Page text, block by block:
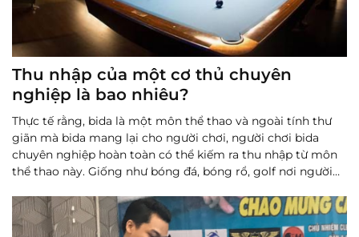
Thu nhập của một cơ thủ chuyên
nghiệp là bao nhiêu?
Thực tế rằng, bida là một môn thể thao và ngoài tính thư
giãn mà bida mang lại cho người chơi, người chơi bida
chuyên nghiệp hoàn toàn có thể kiếm ra thu nhập từ môn
thể thao này. Giống như bóng đá, bóng rổ, golf nơi người
đô,...
Đọc thêm